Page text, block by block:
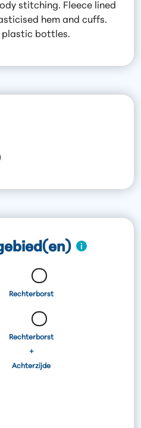
stitching. Fleece lined
hem and cuffs.
plastic bottles.
Rechterborst
Rechterborst
+
Achterzijde